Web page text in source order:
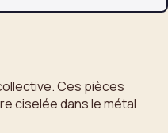
Ces pièces
ciselée dans le métal